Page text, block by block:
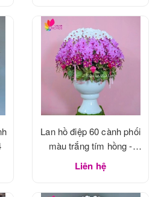
Lan hồ điệp 60 cành phối
màu trắng tím hồng -
LHD1183
Liên hệ